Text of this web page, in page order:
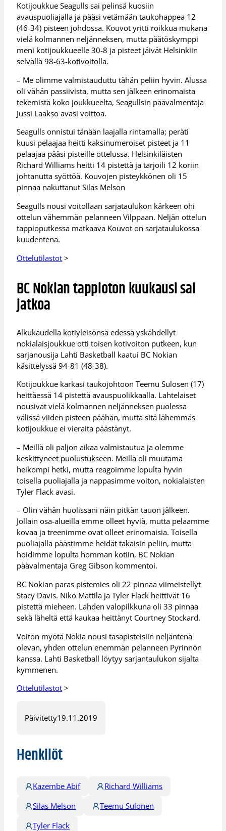
Kotijoukkue Seagulls sai pelinsä kuosiin
avauspuoliajalla ja pääsi vetämään taukohappea 12
(46-34) pisteen johdossa. Kouvot yritti roikkua mukana
vielä kolmannen neljänneksen, mutta päätöskymppi
meni kotijoukkueelle 30-8 ja pisteet jäivät Helsinkiin
selvällä 98-63-kotivoitolla.
– Me olimme valmistauduttu tähän peliin hyvin. Alussa
oli vähän passiivista, mutta sen jälkeen erinomaista
tekemistä koko joukkueelta, Seagullsin päävalmentaja
Jussi Laakso avasi voittoa.
Seagulls onnistui tänään laajalla rintamalla; peräti
kuusi pelaajaa heitti kaksinumeroiset pisteet ja 11
pelaajaa pääsi pisteille ottelussa. Helsinkiläisten
Richard Williams heitti 14 pistettä ja tarjoili 12 koriin
johtanutta syöttöä. Kouvojen pisteykkönen oli 15
pinnaa nakuttanut Silas Melson
Seagulls nousi voitollaan sarjataulukon kärkeen ohi
ottelun vähemmän pelanneen Vilppaan. Neljän ottelun
tappioputkessa matkaava Kouvot on sarjataulukossa
kuudentena.
Ottelutilastot >
BC Nokian tappioton kuukausi sai
jatkoa
Alkukaudella kotiyleisönsä edessä yskähdellyt
nokialaisjoukkue otti toisen kotivoiton putkeen, kun
sarjanousija Lahti Basketball kaatui BC Nokian
käsittelyssä 94-81 (48-38).
Kotijoukkue karkasi taukojohtoon Teemu Sulosen (17)
heittäessä 14 pistettä avauspuolikkaalla. Lahtelaiset
nousivat vielä kolmannen neljänneksen puolessa
välissä viiden pisteen päähän, mutta sitä lähemmäs
kotijoukkue ei vieraita päästänyt.
– Meillä oli paljon aikaa valmistautua ja olemme
keskittyneet puolustukseen. Meillä oli muutama
heikompi hetki, mutta reagoimme lopulta hyvin
toisella puoliajalla ja nappasimme voiton, nokialaisten
Tyler Flack avasi.
– Olin vähän huolissani näin pitkän tauon jälkeen.
Jollain osa-alueilla emme olleet hyviä, mutta pelaamme
kovaa ja treenimme ovat olleet erinomaisia. Toisella
puoliajalla päästimme heidät takaisin peliin, mutta
hoidimme lopulta homman kotiin, BC Nokian
päävalmentaja Greg Gibson kommentoi.
BC Nokian paras pistemies oli 22 pinnaa viimeistellyt
Stacy Davis. Niko Mattila ja Tyler Flack heittivät 16
pistettä mieheen. Lahden valopilkkuna oli 33 pinnaa
sekä läheltä että kaukaa heittänyt Courtney Stockard.
Voiton myötä Nokia nousi tasapisteisiin neljäntenä
olevan, yhden ottelun enemmän pelanneen Pyrinnön
kanssa. Lahti Basketball löytyy sarjantaulukon sijalta
kymmenen.
Ottelutilastot >
Päivitetty19.11.2019
Henkilöt
Kazembe Abif
Richard Williams
Silas Melson
Teemu Sulonen
Tyler Flack